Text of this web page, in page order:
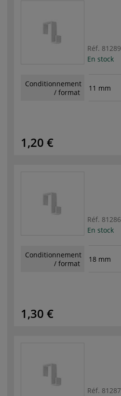
Réf. 81289
En stock
Conditionnement
/ format
11 mm
1,20 €
Réf. 81286
En stock
Conditionnement
/ format
18 mm
1,30 €
Réf. 81287